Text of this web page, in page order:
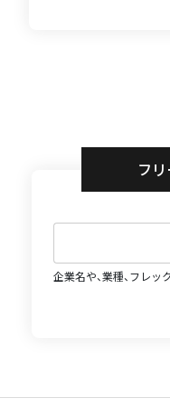
フ
企業名や、業種、フレッ